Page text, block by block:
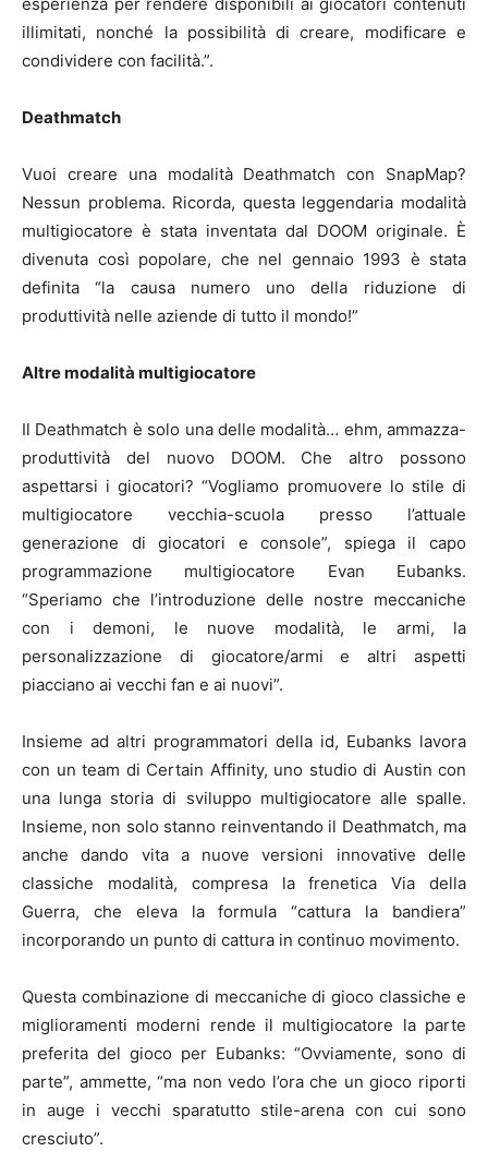
illimitati, nonché la possibilità di creare, modificare e
condividere con facilità.”.
Deathmatch
Vuoi creare una modalità Deathmatch con SnapMap?
Nessun problema. Ricorda, questa leggendaria modalità
multigiocatore è stata inventata dal DOOM originale. È
divenuta così popolare, che nel gennaio 1993 è stata
definita “la causa numero uno della riduzione di
produttività nelle aziende di tutto il mondo!”
Altre modalità multigiocatore
Il Deathmatch è solo una delle modalità… ehm, ammazza-
produttività del nuovo DOOM. Che altro possono
aspettarsi i giocatori? “Vogliamo promuovere lo stile di
multigiocatore vecchia-scuola presso l’attuale
generazione di giocatori e console”, spiega il capo
programmazione multigiocatore Evan Eubanks.
“Speriamo che l’introduzione delle nostre meccaniche
con i demoni, le nuove modalità, le armi, la
personalizzazione di giocatore/armi e altri aspetti
piacciano ai vecchi fan e ai nuovi”.
Insieme ad altri programmatori della id, Eubanks lavora
con un team di Certain Affinity, uno studio di Austin con
una lunga storia di sviluppo multigiocatore alle spalle.
Insieme, non solo stanno reinventando il Deathmatch, ma
anche dando vita a nuove versioni innovative delle
classiche modalità, compresa la frenetica Via della
Guerra, che eleva la formula “cattura la bandiera”
incorporando un punto di cattura in continuo movimento.
Questa combinazione di meccaniche di gioco classiche e
miglioramenti moderni rende il multigiocatore la parte
preferita del gioco per Eubanks: “Ovviamente, sono di
parte”, ammette, “ma non vedo l’ora che un gioco riporti
in auge i vecchi sparatutto stile-arena con cui sono
cresciuto”.